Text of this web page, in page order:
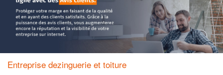
Entreprise dezinguerie et toiture